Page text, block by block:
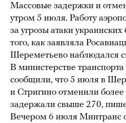
Массовые задержки и
утром 5 июля. Работу
за угрозы атаки
того, как заявляла
Шереметьево наблюдался
В министерстве
сообщили, что 5 июля в
и Стригино отменили более
задержали свыше 270,
Вечером 6 июля Минтранс